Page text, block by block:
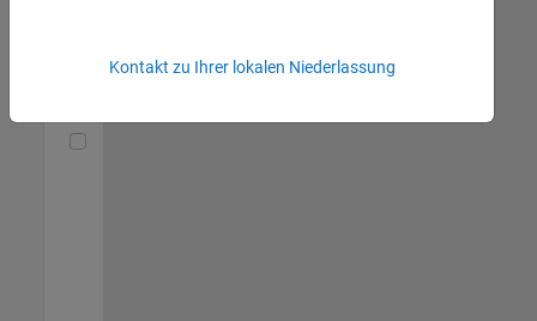
Marketing |
Kontakt zu Ihrer lokalen Niederlassung